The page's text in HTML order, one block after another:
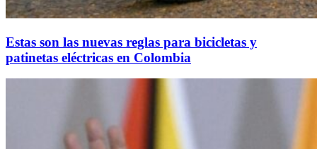
Estas son las nuevas reglas para bicicletas y
patinetas eléctricas en Colombia